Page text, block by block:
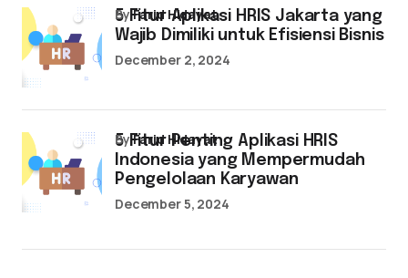
5 Fitur Aplikasi HRIS Jakarta yang
Wajib Dimiliki untuk Efisiensi Bisnis
byFarid Hidayat
December 2, 2024
5 Fitur Penting Aplikasi HRIS
Indonesia yang Mempermudah
Pengelolaan Karyawan
byFarid Hidayat
December 5, 2024